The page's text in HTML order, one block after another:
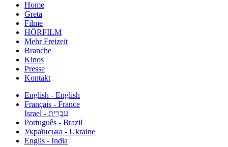
Home
Greta
Filme
HÖRFILM
Mehr Freizeit
Branche
Kinos
Presse
Kontakt
English - English
Français - France
עִבְרִית - Israel
Português - Brazil
Українська - Ukraine
Englis - India